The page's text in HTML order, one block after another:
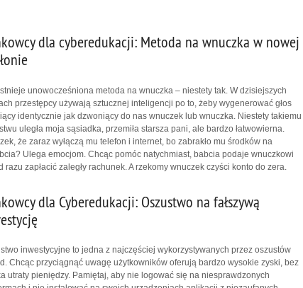
dla cyberedukacji: Metoda na wnuczka w nowej
unowocześniona metoda na wnuczka – niestety tak. W dzisiejszych
przestępcy używają sztucznej inteligencji po to, żeby wygenerować głos
identycznie jak dzwoniący do nas wnuczek lub wnuczka. Niestety takiemu
uległa moja sąsiadka, przemiła starsza pani, ale bardzo łatwowierna.
że zaraz wyłączą mu telefon i internet, bo zabrakło mu środków na
Ulega emocjom. Chcąc pomóc natychmiast, babcia podaje wnuczkowi
zapłacić zaległy rachunek. A rzekomy wnuczek czyści konto do zera.
dla Cyberedukacji: Oszustwo na fałszywą
inwestycyjne to jedna z najczęściej wykorzystywanych przez oszustów
Chcąc przyciągnąć uwagę użytkowników oferują bardzo wysokie zyski, bez
utraty pieniędzy. Pamiętaj, aby nie logować się na niesprawdzonych